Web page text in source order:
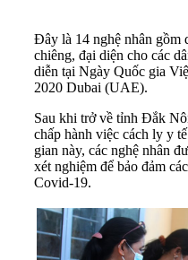
Đây là 14 nghệ nhân gồm
chiêng, đại diện cho các
diễn tại Ngày Quốc gia
2020 Dubai (UAE).
Sau khi trở về tỉnh Đắk
chấp hành việc cách ly y
gian này, các nghệ nhân
xét nghiệm để bảo đảm
Covid-19.